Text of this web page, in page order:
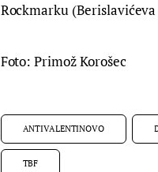
Rockmarku
Foto: Primož Korošec
ANTIVALENTINOVO
TBF